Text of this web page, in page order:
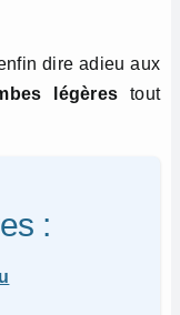
dire adieu aux
légères tout
: